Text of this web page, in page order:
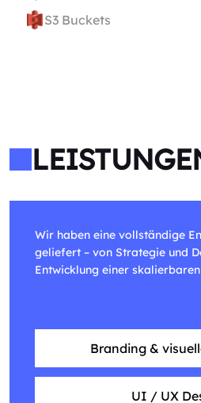
S3 Buckets
Wir haben eine vollständige
geliefert – von Strategie und
Entwicklung einer
Branding &
UI / UX